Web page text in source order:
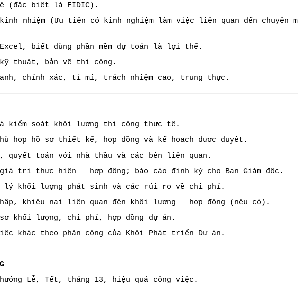
(đặc biệt là FIDIC).
nhiệm (Ưu tiên có kinh nghiệm làm việc liên quan đến chuyên
Excel, biết dùng phần mềm dự toán là lợi thế.
thuật, bản vẽ thi công.
chính xác, tỉ mỉ, trách nhiệm cao, trung thực.
kiểm soát khối lượng thi công thực tế.
hợp hồ sơ thiết kế, hợp đồng và kế hoạch được duyệt.
quyết toán với nhà thầu và các bên liên quan.
trị thực hiện – hợp đồng; báo cáo định kỳ cho Ban Giám đốc.
lý khối lượng phát sinh và các rủi ro về chi phí.
khiếu nại liên quan đến khối lượng – hợp đồng (nếu có).
khối lượng, chi phí, hợp đồng dự án.
khác theo phân công của Khối Phát triển Dự án.
Lễ, Tết, tháng 13, hiệu quả công việc.